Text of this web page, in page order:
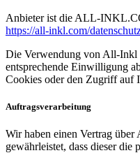
Anbieter ist die ALL-
https://all-inkl.com/
Die Verwendung von All-Inkl
entsprechende Einwilligung
Cookies oder den Zugriff auf
Auftragsverarbeitung
Wir haben einen Vertrag über
gewährleistet, dass dieser die